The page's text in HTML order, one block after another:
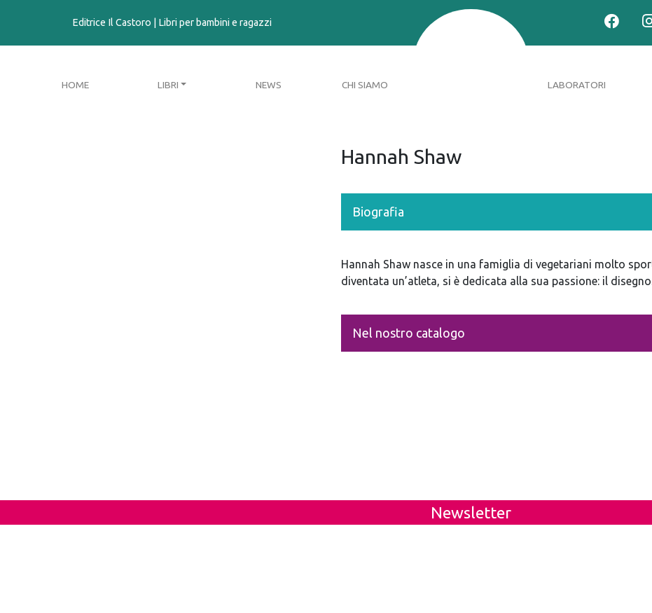
Editrice Il Castoro | Libri per bambini e ragazzi
HOME LIBRI NEWS CHI SIAMO LABORATORI
Hannah Shaw
Biografia
Hannah Shaw nasce in una famiglia di vegetariani molto
diventata un’atleta, si è dedicata alla sua passione: il
Nel nostro catalogo
Newsletter